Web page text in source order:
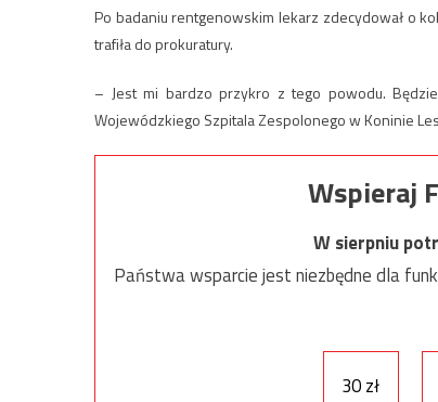
Po badaniu rentgenowskim lekarz zdecydował o
trafiła do prokuratury.
– Jest mi bardzo przykro z tego powodu.
Wojewódzkiego Szpitala Zespolonego w Koninie
Wspieraj
W sierpniu
Państwa wsparcie jest niezbędne dla
30 zł